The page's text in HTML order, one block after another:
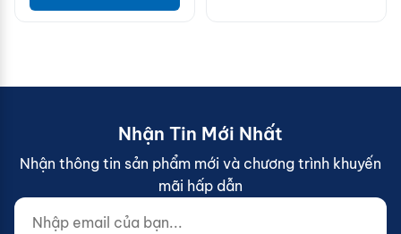
Nhận Tin Mới Nhất
Nhận thông tin sản phẩm mới và chương trình khuyến
mãi hấp dẫn
Nhập email của bạn...
Website (do not fill)